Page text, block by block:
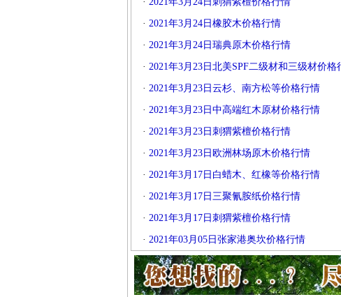
· 2021年3月24日橡胶木价格行情
· 2021年3月24日瑞典原木价格行情
· 2021年3月23日北美SPF二级材和三级材价格
· 2021年3月23日云杉、南方松等价格行情
· 2021年3月23日中高端红木原材价格行情
· 2021年3月23日刺猬紫檀价格行情
· 2021年3月23日欧洲林场原木价格行情
· 2021年3月17日白蜡木、红橡等价格行情
· 2021年3月17日三聚氰胺纸价格行情
· 2021年3月17日刺猬紫檀价格行情
· 2021年03月05日张家港奥坎价格行情